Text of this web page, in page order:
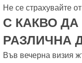
Не се страхувайте
С КАКВО
РАЗЛИЧНА
Във вечерна визия